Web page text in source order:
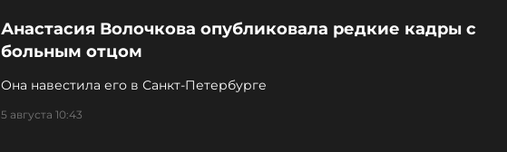
Анастасия Волочкова опубликовала редкие кадры с
больным отцом
Она навестила его в Санкт-Петербурге
5 августа 10:43